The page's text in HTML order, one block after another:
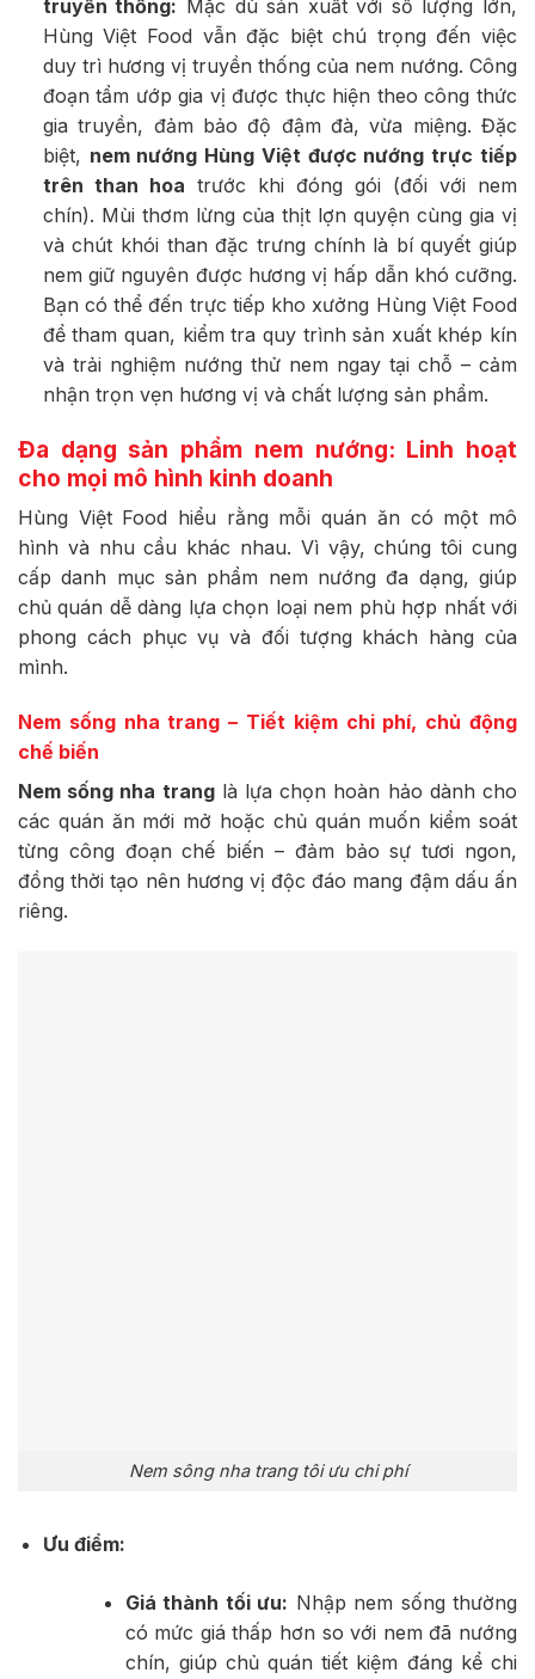
truyền thống: Mặc dù sản xuất với số lượng lớn,
Hùng Việt Food vẫn đặc biệt chú trọng đến việc
duy trì hương vị truyền thống của nem nướng. Công
đoạn tẩm ướp gia vị được thực hiện theo công thức
gia truyền, đảm bảo độ đậm đà, vừa miệng. Đặc
biệt, nem nướng Hùng Việt được nướng trực tiếp
trên than hoa trước khi đóng gói (đối với nem
chín). Mùi thơm lừng của thịt lợn quyện cùng gia vị
và chút khói than đặc trưng chính là bí quyết giúp
nem giữ nguyên được hương vị hấp dẫn khó cưỡng.
Bạn có thể đến trực tiếp kho xưởng Hùng Việt Food
để tham quan, kiểm tra quy trình sản xuất khép kín
và trải nghiệm nướng thử nem ngay tại chỗ – cảm
nhận trọn vẹn hương vị và chất lượng sản phẩm.
Đa dạng sản phẩm nem nướng: Linh hoạt
cho mọi mô hình kinh doanh
Hùng Việt Food hiểu rằng mỗi quán ăn có một mô
hình và nhu cầu khác nhau. Vì vậy, chúng tôi cung
cấp danh mục sản phẩm nem nướng đa dạng, giúp
chủ quán dễ dàng lựa chọn loại nem phù hợp nhất với
phong cách phục vụ và đối tượng khách hàng của
mình.
Nem sống nha trang – Tiết kiệm chi phí, chủ động
chế biến
Nem sống nha tranglà lựa chọn hoàn hảo dành cho
các quán ăn mới mở hoặc chủ quán muốn kiểm soát
từng công đoạn chế biến – đảm bảo sự tươi ngon,
đồng thời tạo nên hương vị độc đáo mang đậm dấu ấn
riêng.
Nem sông nha trang tôi ưu chi phí
Ưu điểm:
Giá thành tối ưu: Nhập nem sống thường
có mức giá thấp hơn so với nem đã nướng
chín, giúp chủ quán tiết kiệm đáng kể chi